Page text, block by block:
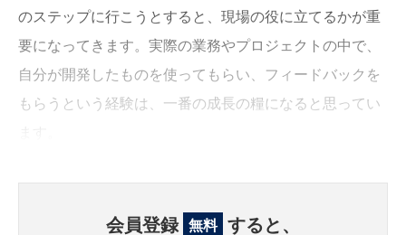
のステップに行こうとすると、現場の役に立てるかが重
要になってきます。実際の業務やプロジェクトの中で、
自分が開発したものを使ってもらい、フィードバックを
もらうという経験は、一番の成長の糧になると思ってい
会員登録 無料 すると、